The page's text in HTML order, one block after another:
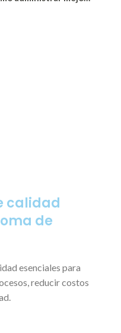
calidad
de
esenciales para
reducir costos